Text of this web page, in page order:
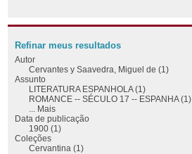
Refinar meus resultados
Autor
Cervantes y Saavedra, Miguel de (1)
Assunto
LITERATURA ESPANHOLA (1)
ROMANCE -- SÉCULO 17 -- ESPANHA (1)
... Mais
Data de publicação
1900 (1)
Coleções
Cervantina (1)